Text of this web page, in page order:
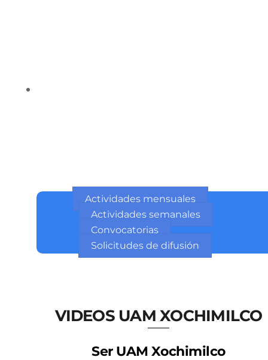
Actividades mensuales
Actividades semanales
Convocatorias
Solicitudes de difusión
VIDEOS UAM XOCHIMILCO
Ser UAM Xochimilco